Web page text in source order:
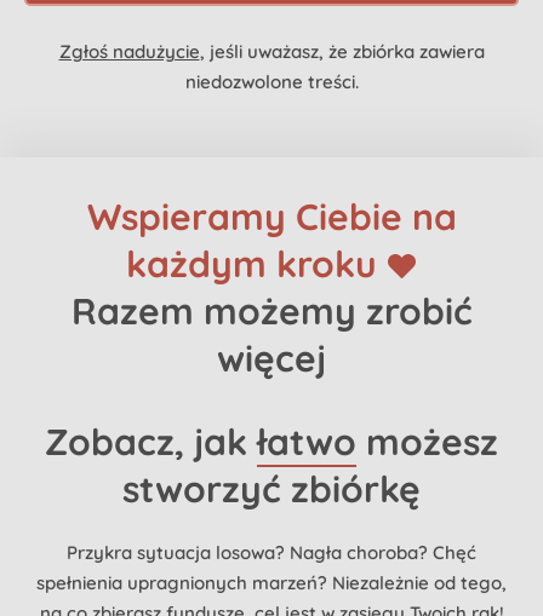
Zgłoś nadużycie, jeśli uważasz, że zbiórka zawiera
niedozwolone treści.
Wspieramy Ciebie na
każdym kroku
Razem możemy zrobić
więcej
Zobacz, jakłatwo możesz
stworzyć zbiórkę
Przykra sytuacja losowa? Nagła choroba? Chęć
spełnienia upragnionych marzeń? Niezależnie od tego,